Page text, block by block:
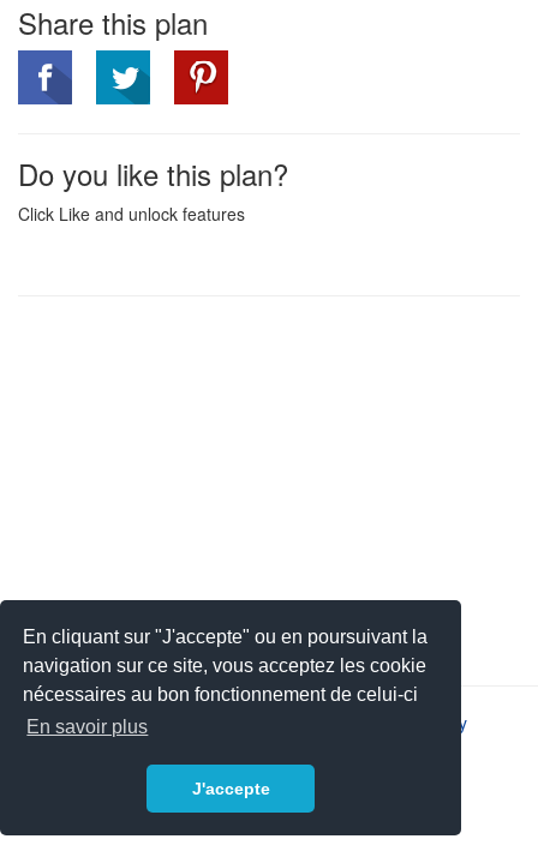
En cliquant sur "J'accepte" ou en poursuivant la
navigation sur ce site, vous acceptez les cookie
nécessaires au bon fonctionnement de celui-ci
En savoir plus
J'accepte
Share this plan
Do you like this plan?
Click Like and unlock features
2026 © JSYS | Privacy policy